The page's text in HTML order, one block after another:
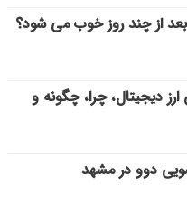
از چند روز خوب می‌ شود؟
دیجیتال، چرا، چگونه و
دوو در مشهد